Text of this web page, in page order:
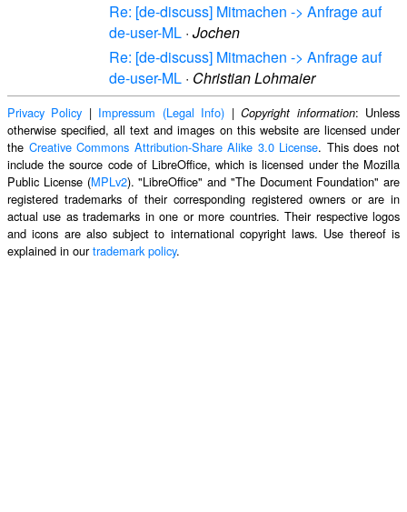
Re: [de-discuss] Mitmachen -> Anfrage auf
de-user-ML · Jochen
Re: [de-discuss] Mitmachen -> Anfrage auf
de-user-ML · Christian Lohmaier
Privacy Policy | Impressum (Legal Info) |Copyright information: Unless
otherwise specified, all text and images on this website are licensed under
the Creative Commons Attribution-Share Alike 3.0 License. This does not
include the source code of LibreOffice, which is licensed under the Mozilla
Public License (MPLv2). "LibreOffice" and "The Document Foundation" are
registered trademarks of their corresponding registered owners or are in
actual use as trademarks in one or more countries. Their respective logos
and icons are also subject to international copyright laws. Use thereof is
explained in ourtrademark policy.